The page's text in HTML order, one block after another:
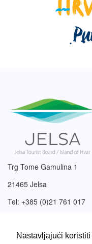
Nastavljajući
Trg Tome Gamulina 1
21465 Jelsa
Tel: +385 (0)21 761 017